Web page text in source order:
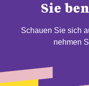
Sie
Schauen Sie sich
nehmen